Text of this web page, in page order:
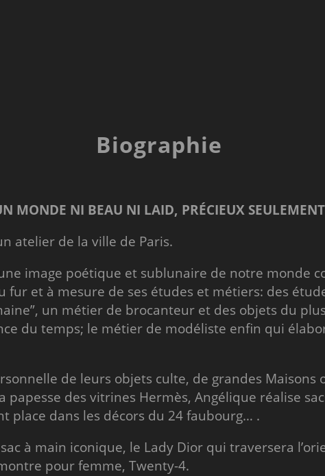
Biographie
MONDE NI BEAU NI LAID, PRÉCIEUX SEULEMENT
atelier de la ville de Paris.
image poétique et sublunaire de notre monde
fur et à mesure de ses études et métiers: des
un métier de brocanteur et des objets du
du temps; le métier de modéliste enfin qui
de leurs objets culte, de grandes Maisons
des vitrines Hermès, Angélique réalise
place dans les décors du 24 faubourg… .
à main iconique, le Lady Dior qui traversera
pour femme, Twenty-4.